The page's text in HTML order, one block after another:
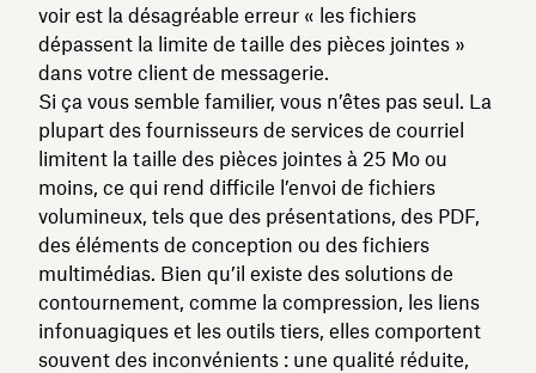
voir est la désagréable erreur « les fichiers
dépassent la limite de taille des pièces jointes »
dans votre client de messagerie.
Si ça vous semble familier, vous n’êtes pas seul. La
plupart des fournisseurs de services de courriel
limitent la taille des pièces jointes à 25 Mo ou
moins, ce qui rend difficile l’envoi de fichiers
volumineux, tels que des présentations, des PDF,
des éléments de conception ou des fichiers
multimédias. Bien qu’il existe des solutions de
contournement, comme la compression, les liens
infonuagiques et les outils tiers, elles comportent
souvent des inconvénients : une qualité réduite,